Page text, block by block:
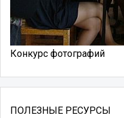
Конкурс фотографий
ПОЛЕЗНЫЕ РЕСУРСЫ